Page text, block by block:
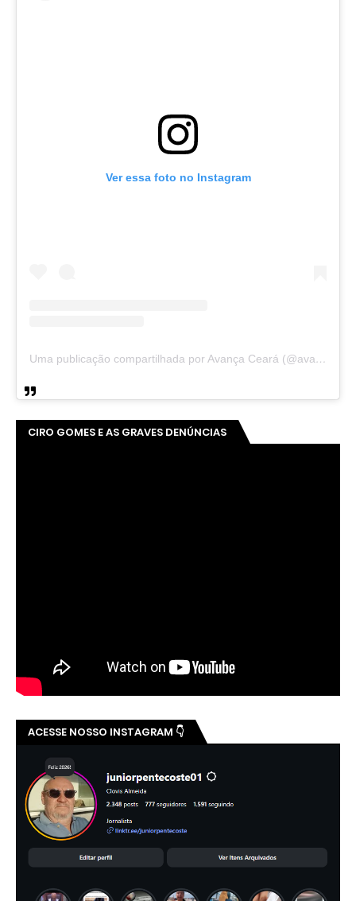
Ver essa foto no Instagram
Uma publicação compartilhada por Avança Ceará (@avancaceara)
CIRO GOMES E AS GRAVES DENÚNCIAS
ACESSE NOSSO INSTAGRAM 👇